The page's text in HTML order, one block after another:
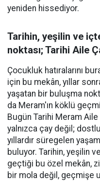
yeniden hissediyor.
Tarihin, yeşilin ve
noktası; Tarihi Aile
Çocukluk hatıralarını
için bu mekân, yıllar
yaşatan bir buluşma
da Meram'ın köklü
Bugün Tarihi Meram
yalnızca çay değil;
yıllardır süregelen
buluyor. Tarihin, yeşilin
geçtiği bu özel mekân,
bir mola değil, geçmişe